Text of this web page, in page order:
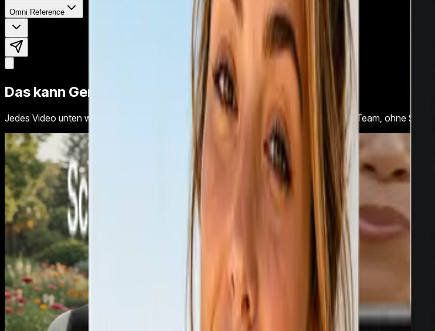
Omni Reference
Das kann Gemini Omni
Jedes Video unten wurde mit Gemini Omni auf Tagshop AI erstellt - ohne Dreh, ohne Team, ohne Schnitt.